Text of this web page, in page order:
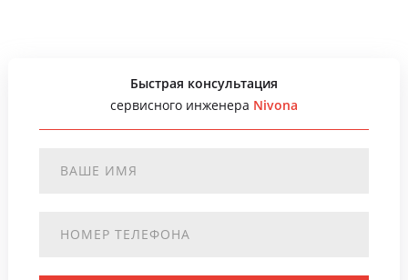
Быстрая консультация
сервисного инженера Nivona